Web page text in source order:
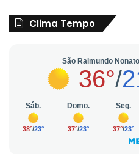
Clima Tempo